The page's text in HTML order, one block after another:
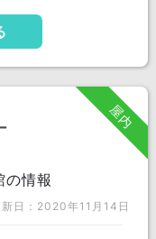
屋内
の情報
新日：2020年11月14日